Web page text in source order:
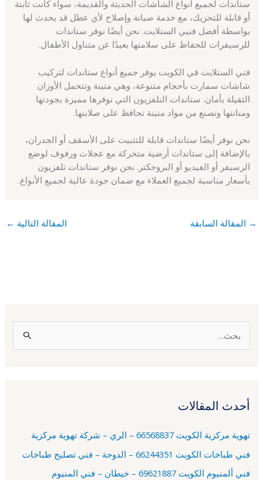
ستاندات لجميع أنواع الشاشات الحديثة والقديمة، سواء كانت ثابتة
أو قابلة للتحريك، مع خدمة صيانة وإصلاح لأي عطل قد يحدث لها
بواسطة أفضل فنيي الستلايت. نحن أيضًا نوفر ستاندات
للرسيفرات للحفاظ على سلامتها بعيدًا عن متناول الأطفال.
فني الستلايت في الكويت يوفر جميع أنواع ستاندات لتركيب
شاشات سمارت بأحجام متنوعة، وهي متينة وتتحمل الأوزان
الثقيلة بأمان. ستاندات التلفزيون التي نوفرها مميزة بجودتها
ومتانتها وتصنع من مواد متينة تحافظ على صلابتها.
نحن نوفر أيضًا ستاندات قابلة للتثبيت على الأسقف أو الجدران،
بالإضافة إلى ستاندات أرضية متحركة مع عجلات ورفوف لوضع
الرسيفر أو الفيديو أو البروجكتر. نحن نوفر ستاندات تلفزيون
بأسعار مناسبة لجميع العملاء مع ضمان جودة عالية لجميع الأنواع.
→ المقالة السابقة المقالة التالية ←
ل
ث
ن
:
أحدث المقالات
تهوية مركزية الكويت 66568837 – الري – شركة تهوية مركزية
فني طباخات الكويت 66244351 – الدوحة – فني تصليح طباخات
فني ألمنيوم الكويت 69621887 – خيطان – فني المنيوم